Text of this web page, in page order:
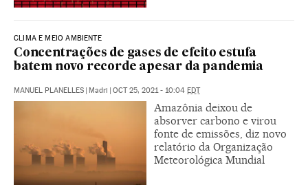
CLIMA E MEIO AMBIENTE
Concentrações de gases de efeito estufa
batem novo recorde apesar da pandemia
MANUEL PLANELLES | Madri | OCT 25, 2021 - 10:04 EDT
Amazônia deixou de
absorver carbono e virou
fonte de emissões, diz novo
relatório da Organização
Meteorológica Mundial